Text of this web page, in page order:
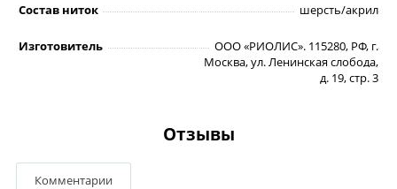
Состав ниток шерсть/акрил
Изготовитель
ООО «РИОЛИС». 115280, РФ, г.
Москва, ул. Ленинская слобода,
д. 19, стр. 3
Отзывы
Комментарии